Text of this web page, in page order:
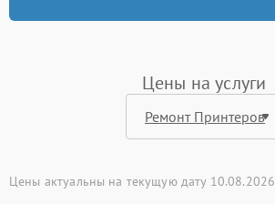
Цены на услуги
Цены актуальны на текущую дату 10.08.2026